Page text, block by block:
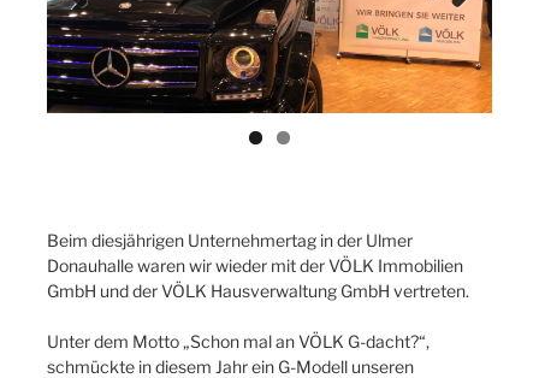
Previ
ous
Next
Beim diesjährigen Unternehmertag in der Ulmer
Donauhalle waren wir wieder mit der VÖLK Immobilien
GmbH und der VÖLK Hausverwaltung GmbH vertreten.
Unter dem Motto „Schon mal an VÖLK G-dacht?“,
schmückte in diesem Jahr ein G-Modell unseren